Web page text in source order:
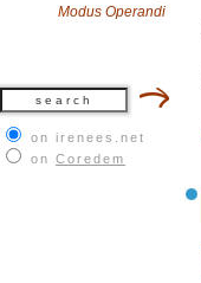
Modus Operandi
on irenees.net
on Coredem